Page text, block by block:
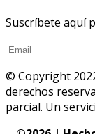
Suscríbete aquí
© Copyright
derechos
parcial. Un